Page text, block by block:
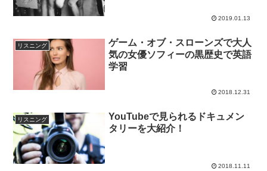
2019.01.13
リスニング
ゲーム・オブ・スローンズで大人
気の女優ソフィーの黒歴史で英語
学習
2018.12.31
リスニング
YouTubeで見られるドキュメン
タリーを大紹介！
2018.11.11